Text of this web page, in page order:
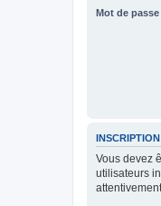
Mot de passe
INSCRIPTION
Vous devez
utilisateurs